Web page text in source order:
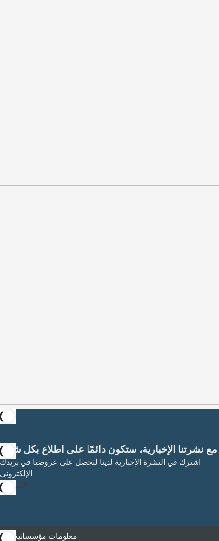
مع نشرتنا الإخبارية، ستكون دائمًا على اطلاع بكل شيء
اشترك في النشرة الإخبارية لدينا لتحصل على عروضنا في بريدك
الإلكتروني.
الاشتراك
معلومات مؤسساتية